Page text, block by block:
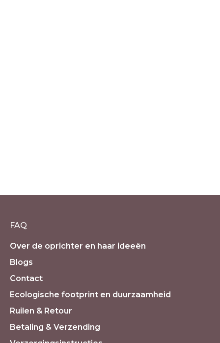
FAQ
Over de oprichter en haar ideeën
Blogs
Contact
Ecologische footprint en duurzaamheid
Ruilen & Retour
Betaling & Verzending